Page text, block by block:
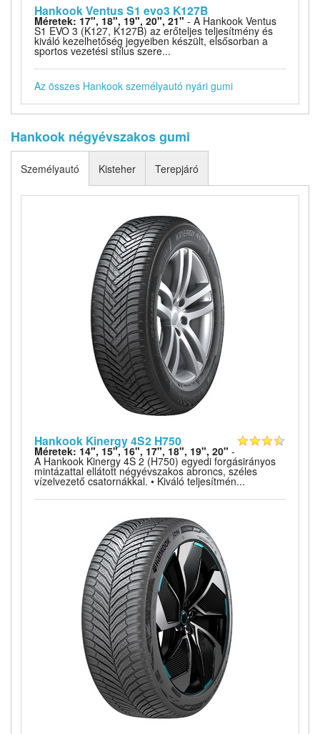
Hankook Ventus S1 evo3 K127B
Méretek: 17", 18", 19", 20", 21" - A Hankook Ventus
S1 EVO 3 (K127, K127B) az erőteljes teljesítmény és
kiváló kezelhetőség jegyeiben készült, elsősorban a
sportos vezetési stílus szere...
Az összes Hankook személyautó nyári gumi
Hankook négyévszakos gumi
Személyautó
Hankook Kinergy 4S2 H750
Méretek: 14", 15", 16", 17", 18", 19", 20" -
A Hankook Kinergy 4S 2 (H750) egyedi forgásirányos
mintázattal ellátott négyévszakos abroncs, széles
vízelvezető csatornákkal. • Kiváló teljesítmén...
Kisteher Terepjáró